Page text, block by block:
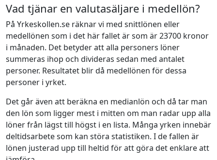
Vad tjänar en valutasäljare i medellön?
På Yrkeskollen.se räknar vi med snittlönen eller
medellönen som i det här fallet är som är 23700 kronor
i månaden. Det betyder att alla personers löner
summeras ihop och divideras sedan med antalet
personer. Resultatet blir då medellönen för dessa
personer i yrket.
Det går även att beräkna en medianlön och då tar man
den lön som ligger mest i mitten om man radar upp alla
löner från lägst till högst i en lista. Många yrken innebär
deltidsarbete som kan störa statistiken. I de fallen är
lönen justerad upp till heltid för att göra det enklare att